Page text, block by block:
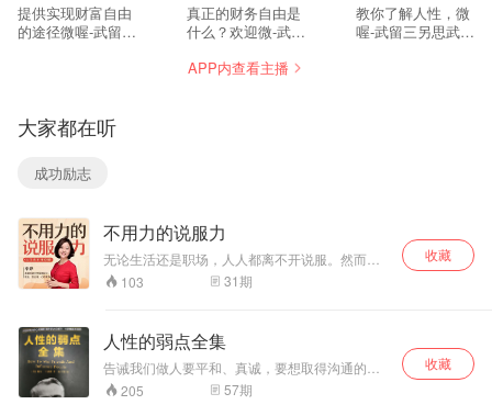
提供实现财富自由
的途径微喔-武留三
候，也不必为金钱
发愁，因为你有其
入。当工作不再是
段时，你便自由
了。可以有足够的
金钱、时间去做自
己真正想做的事
情，例如说：旅
或者参与公益事
业。 本专辑帮助人
们实现在家庭，生
意，人际关系，健
康，心理，精神六
真正的财务自由是
什么？欢迎微-武留
『富爸爸系列丛
择你的人生定位。
教你了解人性，微
喔-武留三另思武思
和最激动人心的内
容，帮助你解决你
所面临的最大问
道，并有效地影响
他人；如何击败人
类的生存之敌——
APP内查看主播
大家都在听
成功励志
不用力的说服力
无论生活还是职场，人人都离不开说服。然而很
多人想拥有说服力，却搞错了说服的本质。说服
不是改变和控制，而是对方自己的选择，有效说
课程给大家的，不是搞定外在的口才技法，而是
从自身开始的认知心法，不是教你通过说服改变
他人，而是掌握人观点改变的规律，是对方心悦
诚服的自发改变。不用力的说服力，是你对世界
的影响力。本课程是一条让你登顶世界高手的自
103 31期
收藏
人性的弱点全集
告诫我们做人要平和、真诚，要想取得沟通的成
功，就要尽量避免争辩的场面出现，因为争辩最
常见的情况是取得了胜利却失去了成功的机会。
205 57期
收藏